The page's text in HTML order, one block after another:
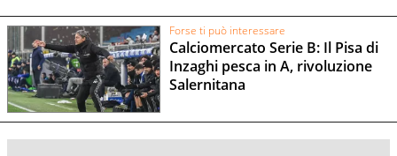
Forse ti può interessare
Calciomercato Serie B: Il Pisa di
Inzaghi pesca in A, rivoluzione
Salernitana